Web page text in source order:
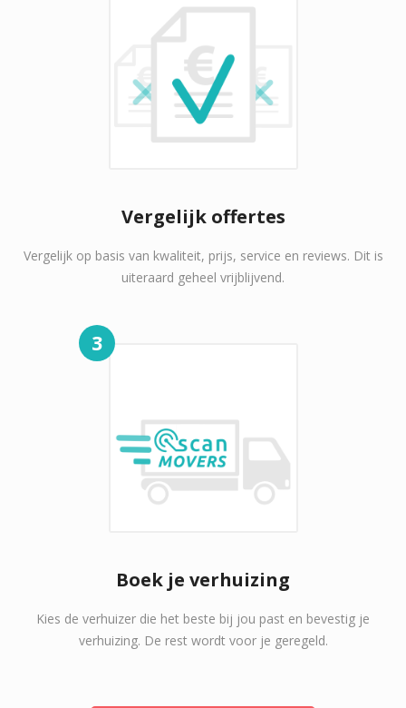
Vergelijk offertes
Vergelijk op basis van kwaliteit, prijs, service en reviews. Dit is
uiteraard geheel vrijblijvend.
3
Boek je verhuizing
Kies de verhuizer die het beste bij jou past en bevestig je
verhuizing. De rest wordt voor je geregeld.